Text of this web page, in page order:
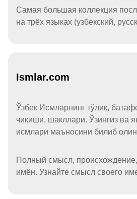
Самая большая коллекция
на трёх языках (узбекский,
Ismlar.com
Ўзбек Исмларнинг тўлиқ,
чиқиши, шакллари. Ўзингиз ва
исмлари маъносини билиб
Полный смысл,
имён. Узнайте смысл своего